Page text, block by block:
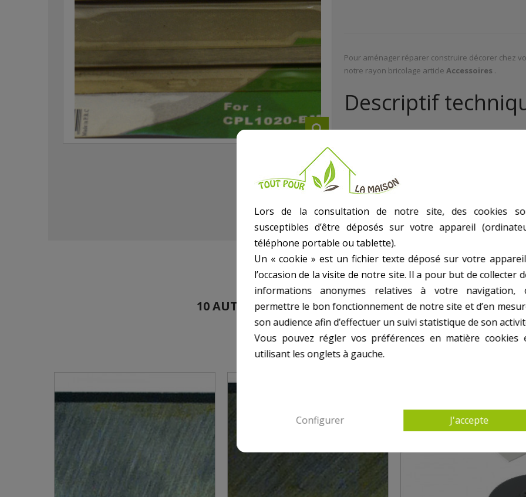
Pour aménager réparer construire décorer chez
notre rayon bricolage articleAccessoires .
Descriptif
Pour Cpl1020-Bm
- Jeu De 2 Lames Pour Cpl1020-Bm
- Poids kg(environ) : 0.4
10 AUTRES PRODUITS DANS ACCESSOIRES SCIES,LAME,
Lors de la consultation de notre site, des cookies
susceptibles d’être déposés sur votre appareil
téléphone portable ou tablette).
Un « cookie » est un fichier texte déposé sur votre
l’occasion de la visite de notre site. Il a pour but de collecter
informations anonymes relatives à votre navigation,
permettre le bon fonctionnement de notre site et d’en
son audience afin d’effectuer un suivi statistique de son
Vous pouvez régler vos préférences en matière cookies
utilisant les onglets à gauche.
Configurer J'accepte